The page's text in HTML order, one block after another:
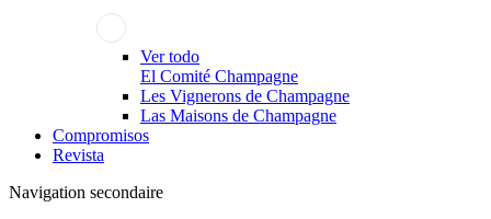
Ver todo
El Comité Champagne
Les Vignerons de Champagne
Las Maisons de Champagne
Compromisos
Revista
Navigation secondaire